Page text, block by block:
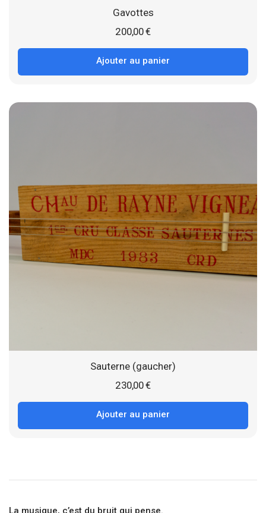
Gavottes
200,00€
Ajouter au panier
Sauterne (gaucher)
230,00€
Ajouter au panier
La musique, c’est du bruit qui pense.